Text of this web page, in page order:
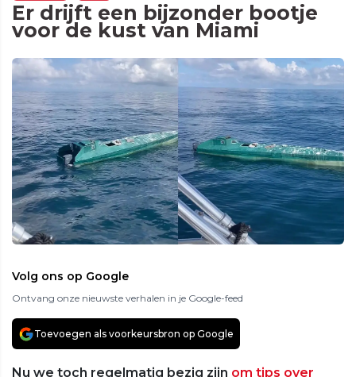
Er drijft een bijzonder bootje
voor de kust van Miami
Volg ons op Google
Ontvang onze nieuwste verhalen in je Google-feed
Toevoegen als voorkeursbron op Google
Nu we toch regelmatig bezig zijn om tips over